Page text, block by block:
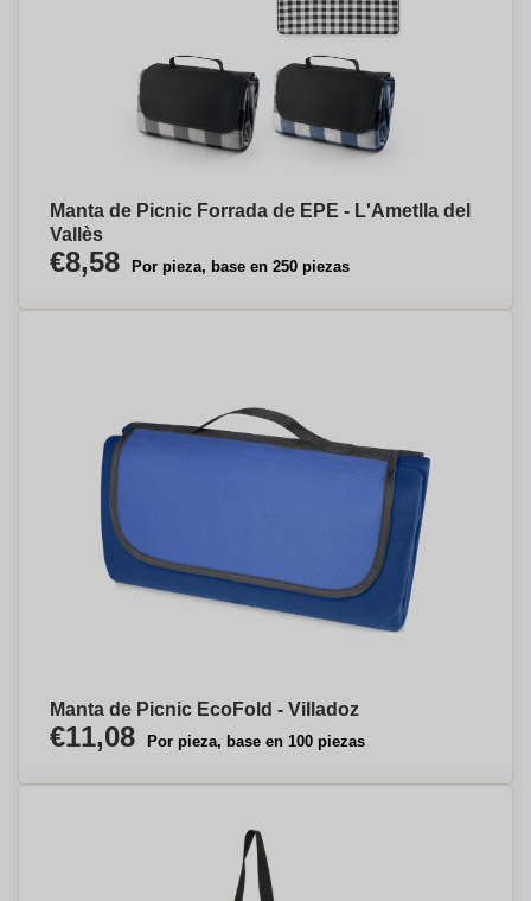
Manta de Picnic Forrada de EPE - L'Ametlla del
Vallès
€8,58 Por pieza, base en 250 piezas
Manta de Picnic EcoFold - Villadoz
€11,08 Por pieza, base en 100 piezas